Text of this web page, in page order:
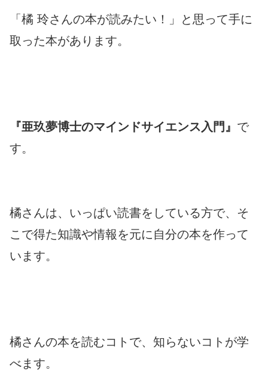
「橘 玲さんの本が読みたい！」と思って手に
取った本があります。
『亜玖夢博士のマインドサイエンス入門』 で
す。
橘さんは、いっぱい読書をしている方で、そ
こで得た知識や情報を元に自分の本を作って
います。
橘さんの本を読むコトで、知らないコトが学
べます。